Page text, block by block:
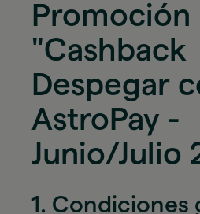
Promoción
"Cashback
Despegar
AstroPay -
Junio/Julio
1. Condiciones